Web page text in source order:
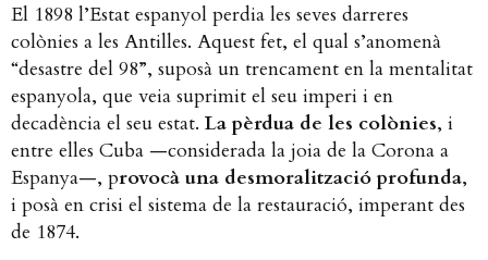
El 1898 l’Estat espanyol perdia les seves darreres
colònies a les Antilles. Aquest fet, el qual s’anomenà
“desastre del 98”, suposà un trencament en la mentalitat
espanyola, que veia suprimit el seu imperi i en
decadència el seu estat. La pèrdua de les colònies, i
entre elles Cuba —considerada la joia de la Corona a
Espanya—, provocà una desmoralització profunda,
i posà en crisi el sistema de la restauració, imperant des
de 1874.